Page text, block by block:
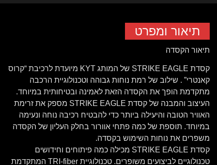
תיאור ומפרט
תיאור הקסדה
קסדת STRIKE EAGLE של המותג KYT מיועדת לרכיבת “קרוס
קאנטרי” . שילוב של רמת נוחות גבוהה וטכנולוגיית הרכבה
מתקדמת הופך את הקסדה הזאת לאמינה ובטיחותית במיוחד.
העיצוב והמבנה של קסדת STRIKE EAGLE מספק את זרימת
האוויר הטובה והיעילה ביותר כדי להבטיח רכיבה נוחה ונעימה
במיוחד. תוספת של כמה פתחי אוורור בחלק העליון של הקסדה
משפרים את נוחות השימוש בקסדה.
קסדת STRIKE EAGLE מכילה כמה פיתוחים וחידושים
טכנולוגיים לביצועים משופרים. טכנולוגיית TRI-fiber המתקדמת